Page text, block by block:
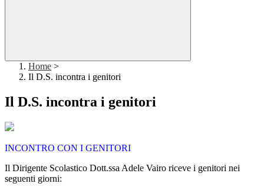
Home >
Il D.S. incontra i genitori
Il D.S. incontra i genitori
INCONTRO CON I GENITORI
Il Dirigente Scolastico Dott.ssa Adele Vairo riceve i genitori nei
seguenti giorni: